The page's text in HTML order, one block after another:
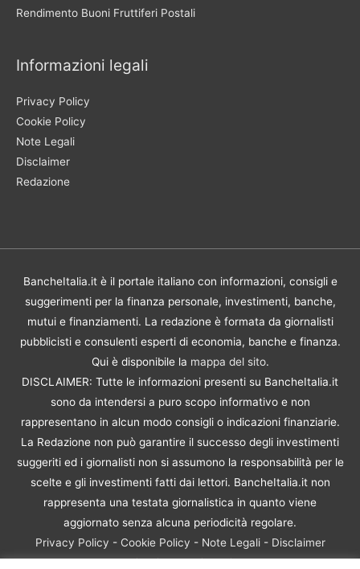
Rendimento Buoni Fruttiferi Postali
Informazioni legali
Privacy Policy
Cookie Policy
Note Legali
Disclaimer
Redazione
BancheItalia.it è il portale italiano con informazioni, consigli e
suggerimenti per la finanza personale, investimenti, banche,
mutui e finanziamenti. La redazione è formata da giornalisti
pubblicisti e consulenti esperti di economia, banche e finanza.
Qui è disponibile la mappa del sito.
DISCLAIMER: Tutte le informazioni presenti su BancheItalia.it
sono da intendersi a puro scopo informativo e non
rappresentano in alcun modo consigli o indicazioni finanziarie.
La Redazione non può garantire il successo degli investimenti
suggeriti ed i giornalisti non si assumono la responsabilità per le
scelte e gli investimenti fatti dai lettori. BancheItalia.it non
rappresenta una testata giornalistica in quanto viene
aggiornato senza alcuna periodicità regolare.
Privacy Policy - Cookie Policy - Note Legali- Disclaimer
Rischio Investimenti